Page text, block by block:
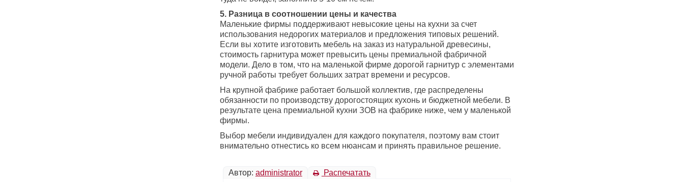
5. Разница в соотношении цены и качества
Маленькие фирмы поддерживают невысокие цены на кухни за счет
использования недорогих материалов и предложения типовых решений.
Если вы хотите изготовить мебель на заказ из натуральной древесины,
стоимость гарнитура может превысить цены премиальной фабричной
модели. Дело в том, что на маленькой фирме дорогой гарнитур с элементами
ручной работы требует больших затрат времени и ресурсов.
На крупной фабрике работает большой коллектив, где распределены
обязанности по производству дорогостоящих кухонь и бюджетной мебели. В
результате цена премиальной кухни ЗОВ на фабрике ниже, чем у маленькой
фирмы.
Выбор мебели индивидуален для каждого покупателя, поэтому вам стоит
внимательно отнестись ко всем нюансам и принять правильное решение.
Автор: administrator Распечатать